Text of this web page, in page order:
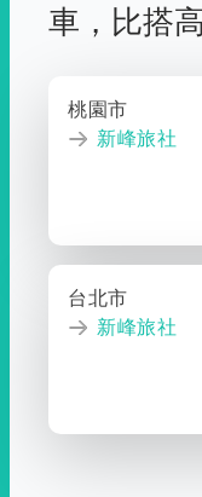
車， 比搭
桃園市
新峰旅社
台北市
新峰旅社